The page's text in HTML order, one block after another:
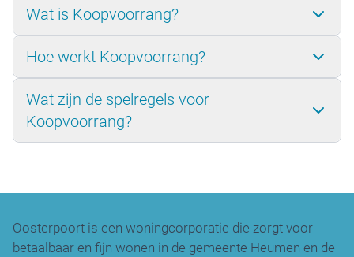
Wat is Koopvoorrang?
Hoe werkt Koopvoorrang?
Wat zijn de spelregels voor
Koopvoorrang?
Oosterpoort is een woningcorporatie die zorgt voor
betaalbaar en fijn wonen in de gemeente Heumen en de